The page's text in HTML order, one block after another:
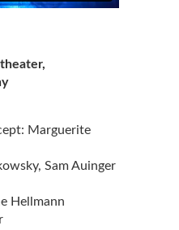
Marguerite
Sam Auinger
Hellmann